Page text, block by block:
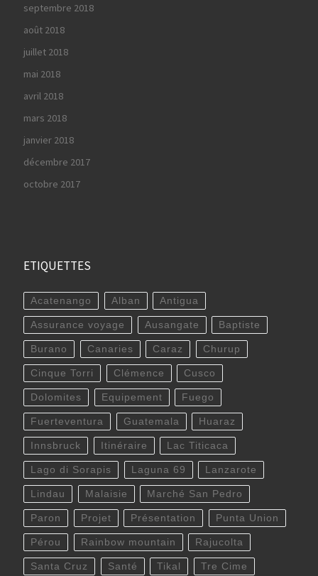
septembre 2018
août 2018
juillet 2018
mai 2018
avril 2018
mars 2018
janvier 2018
décembre 2017
octobre 2017
ETIQUETTES
Acatenango Alban Antigua
Assurance voyage Ausangate Baptiste
Burano Canaries Caraz Churup
Cinque Torri Clémence Cusco
Dolomites Equipement Fuego
Fuerteventura Guatemala Huaraz
Innsbruck Itinéraire Lac Titicaca
Lago di Sorapis Laguna 69 Lanzarote
Lindau Malaisie Marché San Pedro
Paron Projet Présentation Punta Union
Pérou Rainbow mountain Rajucolta
Santa Cruz Santé Tikal Tre Cime